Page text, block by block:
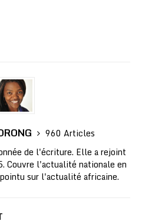
960 Articles
de l'écriture. Elle a rejoint
Couvre l'actualité nationale en
sur l'actualité africaine.